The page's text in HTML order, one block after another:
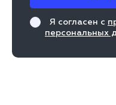
Я согласен с
персональных